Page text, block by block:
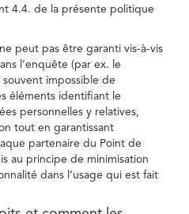
4.4. de la présente politique
peut pas être garanti vis-à-vis
l’enquête (par ex. le
impossible de
éléments identifiant le
personnelles y relatives,
tout en garantissant
partenaire du Point de
au principe de minimisation
dans l’usage qui est fait